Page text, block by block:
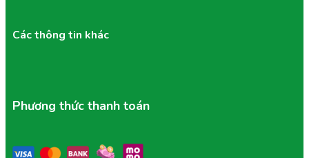
Các thông tin khác
Phương thức thanh toán